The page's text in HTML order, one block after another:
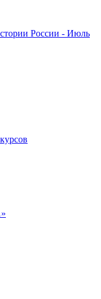
России - Июль